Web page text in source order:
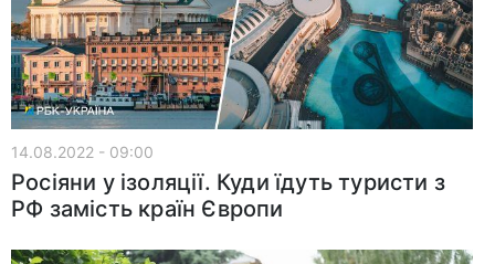
14.08.2022 - 09:00
Росіяни у ізоляції. Куди їдуть туристи з
РФ замість країн Європи